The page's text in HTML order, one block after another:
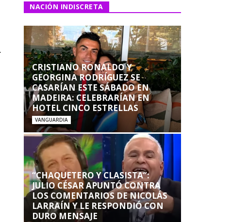
NACIÓN INDISCRETA
CRISTIANO RONALDO Y
GEORGINA RODRÍGUEZ SE
CASARÍAN ESTE SÁBADO EN
MADEIRA: CELEBRARÍAN EN
HOTEL CINCO ESTRELLAS
VANGUARDIA
“CHAQUETERO Y CLASISTA”:
JULIO CÉSAR APUNTÓ CONTRA
LOS COMENTARIOS DE NICOLÁS
LARRAÍN Y LE RESPONDIÓ CON
DURO MENSAJE